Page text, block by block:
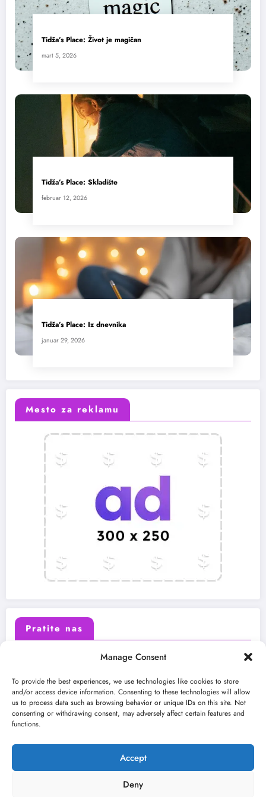
Manage Consent
To provide the best experiences, we use technologies like cookies to store
and/or access device information. Consenting to these technologies will allow
us to process data such as browsing behavior or unique IDs on this site. Not
consenting or withdrawing consent, may adversely affect certain features and
functions.
Accept
Deny
Tidža’s Place: Život je magičan
mart 5, 2026
Tidža’s Place: Skladište
februar 12, 2026
Tidža’s Place: Iz dnevnika
januar 29, 2026
Mesto za reklamu
Pratite nas
Instagram Youtube